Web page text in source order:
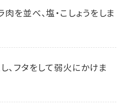
を並べ、塩・こしょうをしま
、フタをして弱火にかけま